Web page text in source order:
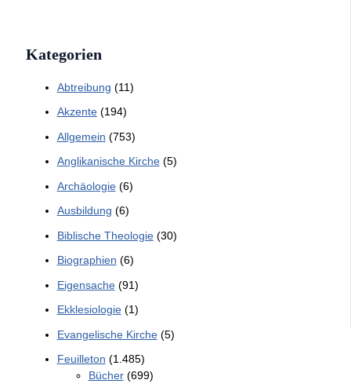
Kategorien
Abtreibung (11)
Akzente(194)
Allgemein (753)
Anglikanische Kirche(5)
Archäologie(6)
Ausbildung (6)
Biblische Theologie(30)
Biographien (6)
Eigensache(91)
Ekklesiologie(1)
Evangelische Kirche(5)
Feuilleton (1.485)
Bücher(699)